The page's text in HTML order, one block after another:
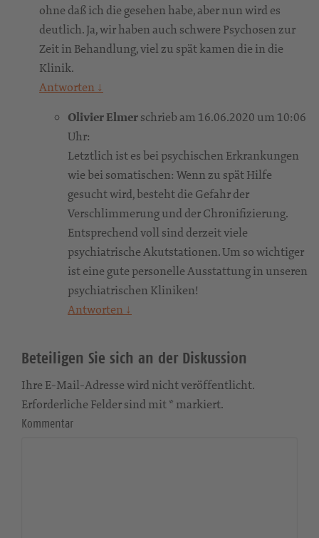
ohne daß ich die gesehen habe, aber nun wird es
deutlich. Ja, wir haben auch schwere Psychosen zur
Zeit in Behandlung, viel zu spät kamen die in die
Klinik.
Antworten ↓
Olivier Elmerschrieb am 16.06.2020 um 10:06
Uhr:
Letztlich ist es bei psychischen Erkrankungen
wie bei somatischen: Wenn zu spät Hilfe
gesucht wird, besteht die Gefahr der
Verschlimmerung und der Chronifizierung.
Entsprechend voll sind derzeit viele
psychiatrische Akutstationen. Um so wichtiger
ist eine gute personelle Ausstattung in unseren
psychiatrischen Kliniken!
Antworten ↓
Beteiligen Sie sich an der Diskussion
Ihre E-Mail-Adresse wird nicht veröffentlicht.
Erforderliche Felder sind mit * markiert.
Kommentar